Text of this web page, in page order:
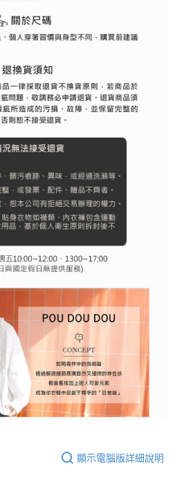
顯示電腦版詳細說明